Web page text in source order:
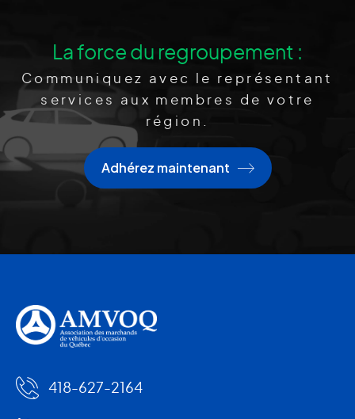
La force du regroupement :
Communiquez avec le représentant
services aux membres de votre
région.
Adhérez maintenant
418-627-2164